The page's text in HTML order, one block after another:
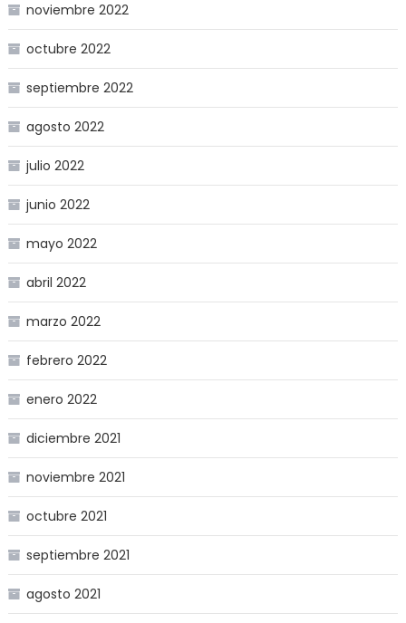
noviembre 2022
octubre 2022
septiembre 2022
agosto 2022
julio 2022
junio 2022
mayo 2022
abril 2022
marzo 2022
febrero 2022
enero 2022
diciembre 2021
noviembre 2021
octubre 2021
septiembre 2021
agosto 2021